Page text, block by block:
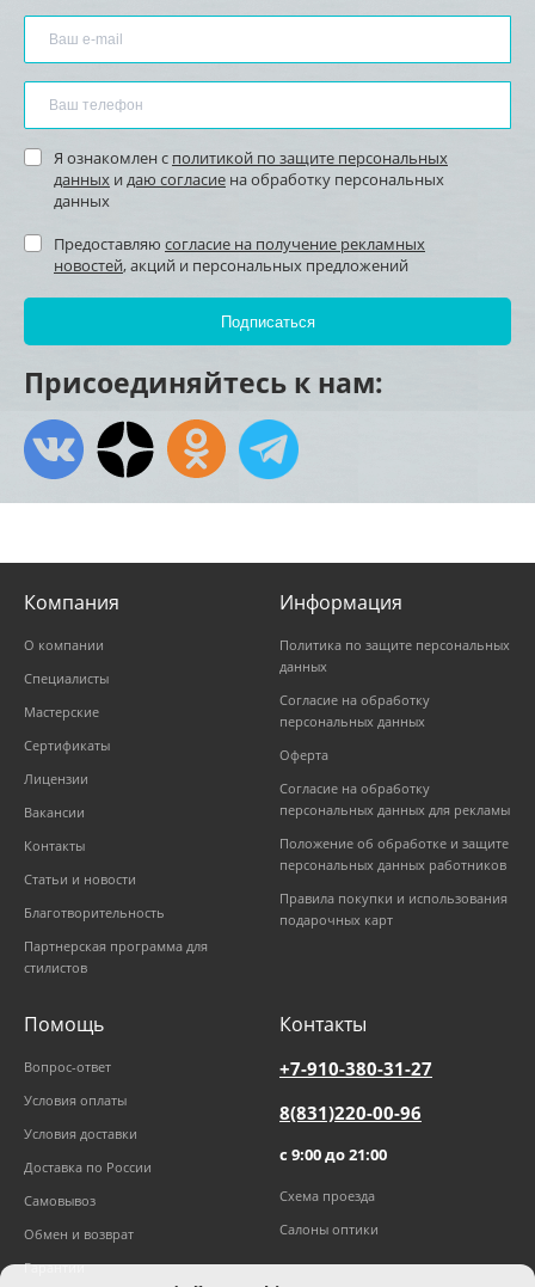
Я ознакомлен с политикой по защите персональных
данных и даю согласие на обработку персональных
данных
Предоставляю согласие на получение рекламных
новостей, акций и персональных предложений
Присоединяйтесь к нам:
Компания
О компании
Специалисты
Мастерские
Сертификаты
Лицензии
Вакансии
Контакты
Статьи и новости
Благотворительность
Партнерская программа для
стилистов
Информация
Политика по защите персональных
данных
Согласие на обработку
персональных данных
Оферта
Согласие на обработку
персональных данных для рекламы
Положение об обработке и защите
персональных данных работников
Правила покупки и использования
подарочных карт
Помощь
Вопрос-ответ
Условия оплаты
Условия доставки
Доставка по России
Самовывоз
Обмен и возврат
Гарантии
Контакты
+7-910-380-31-27
8(831)220-00-96
с 9:00 до 21:00
Схема проезда
Салоны оптики